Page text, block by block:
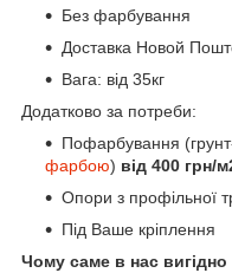
Без фарбування
Доставка Новой
Вага: від 35кг
Додатково за потреби:
Пофарбування
фарбою) від 400 грн/
Опори з профільної
Під Ваше кріплення
Чому саме в нас